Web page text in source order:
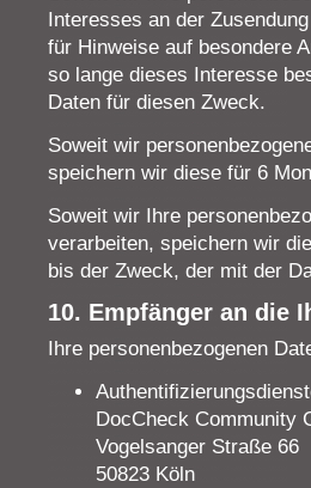
Interesses an der
für Hinweise auf besondere
so lange dieses Interesse
Daten für diesen Zweck.
Soweit wir
speichern wir diese für 6
Soweit wir Ihre
verarbeiten, speichern wir
bis der Zweck, der mit der
10. Empfänger an die
Ihre personenbezogenen
DocCheck Community
Vogelsanger Straße 66
50823 Köln